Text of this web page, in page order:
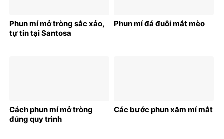
Phun mí mở tròng sắc xảo,
tự tin tại Santosa
Phun mí đá đuôi mắt mèo
Cách phun mí mở tròng
đúng quy trình
Các bước phun xăm mí mắt